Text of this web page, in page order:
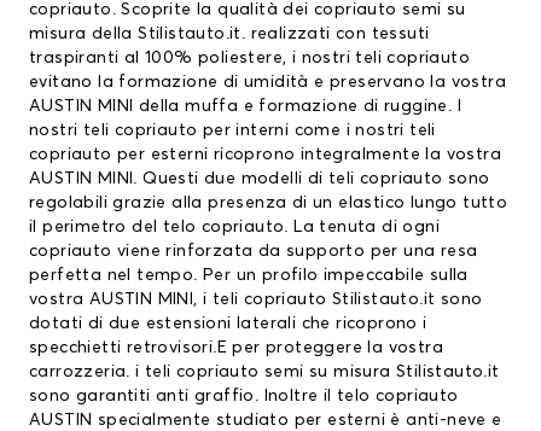
copriauto . Scoprite la qualità dei copriauto semi su
misura della Stilistauto.it. realizzati con tessuti
traspiranti al 100% poliestere, i nostri teli copriauto
evitano la formazione di umidità e preservano la vostra
AUSTIN MINI della muffa e formazione di ruggine. I
nostri teli copriauto per interni come i nostri teli
copriauto per esterni ricoprono integralmente la vostra
AUSTIN MINI. Questi due modelli di teli copriauto sono
regolabili grazie alla presenza di un elastico lungo tutto
il perimetro del telo copriauto. La tenuta di ogni
copriauto viene rinforzata da supporto per una resa
perfetta nel tempo. Per un profilo impeccabile sulla
vostra AUSTIN MINI, i teli copriauto Stilistauto.it sono
dotati di due estensioni laterali che ricoprono i
specchietti retrovisori.E per proteggere la vostra
carrozzeria. i teli copriauto semi su misura Stilistauto.it
sono garantiti anti graffio. Inoltre il telo copriauto
AUSTIN specialmente studiato per esterni è anti-neve e